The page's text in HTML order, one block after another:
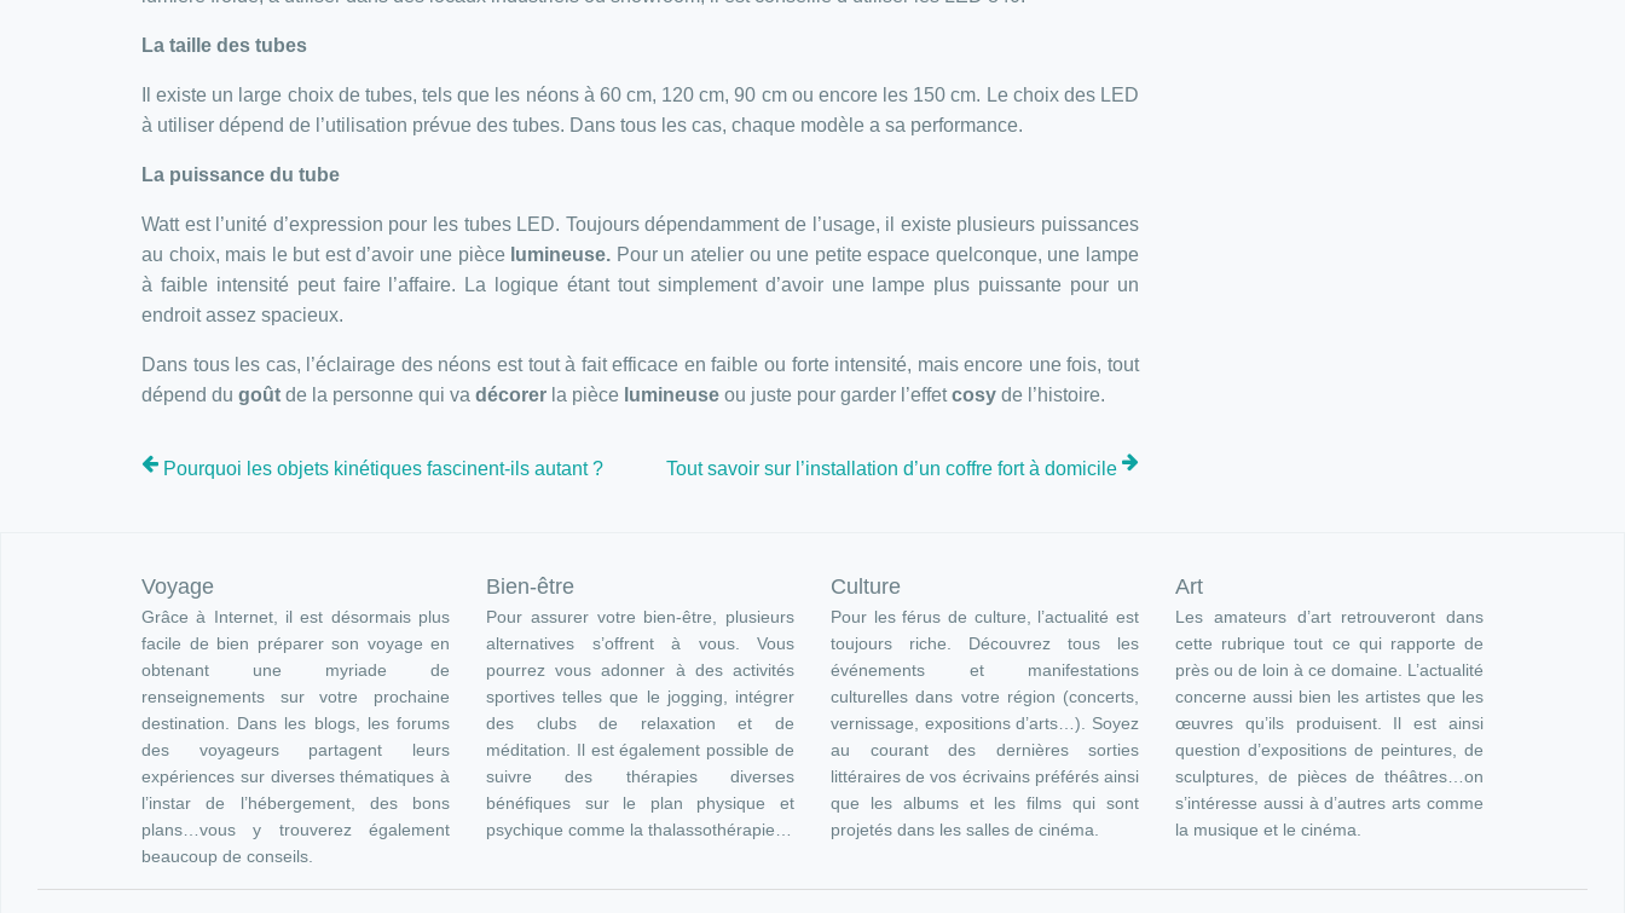
La taille des tubes
Il existe un large choix de tubes, tels que les néons à 60 cm, 120 cm, 90 cm ou encore les 150 cm. Le choix des LED
à utiliser dépend de l’utilisation prévue des tubes. Dans tous les cas, chaque modèle a sa performance.
La puissance du tube
Watt est l’unité d’expression pour les tubes LED. Toujours dépendamment de l’usage, il existe plusieurs puissances
au choix, mais le but est d’avoir une pièce lumineuse. Pour un atelier ou une petite espace quelconque, une lampe
à faible intensité peut faire l’affaire. La logique étant tout simplement d’avoir une lampe plus puissante pour un
endroit assez spacieux.
Dans tous les cas, l’éclairage des néons est tout à fait efficace en faible ou forte intensité, mais encore une fois, tout
dépend du goût de la personne qui va décorer la pièce lumineuse ou juste pour garder l’effetcosy de l’histoire.
Pourquoi les objets kinétiques fascinent-ils autant ? Tout savoir sur l’installation d’un coffre fort à domicile
Voyage
Grâce à Internet, il est désormais plus
facile de bien préparer son voyage en
obtenant une myriade de
renseignements sur votre prochaine
destination. Dans les blogs, les forums
des voyageurs partagent leurs
expériences sur diverses thématiques à
l’instar de l’hébergement, des bons
plans…vous y trouverez également
beaucoup de conseils.
Bien-être
Pour assurer votre bien-être, plusieurs
alternatives s’offrent à vous. Vous
pourrez vous adonner à des activités
sportives telles que le jogging, intégrer
des clubs de relaxation et de
méditation. Il est également possible de
suivre des thérapies diverses
bénéfiques sur le plan physique et
psychique comme la thalassothérapie…
Culture
Pour les férus de culture, l’actualité est
toujours riche. Découvrez tous les
événements et manifestations
culturelles dans votre région (concerts,
vernissage, expositions d’arts…). Soyez
au courant des dernières sorties
littéraires de vos écrivains préférés ainsi
que les albums et les films qui sont
projetés dans les salles de cinéma.
Art
Les amateurs d’art retrouveront dans
cette rubrique tout ce qui rapporte de
près ou de loin à ce domaine. L’actualité
concerne aussi bien les artistes que les
œuvres qu’ils produisent. Il est ainsi
question d’expositions de peintures, de
sculptures, de pièces de théâtres…on
s’intéresse aussi à d’autres arts comme
la musique et le cinéma.